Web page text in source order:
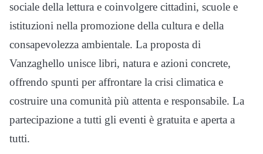
sociale della lettura e coinvolgere cittadini, scuole e
istituzioni nella promozione della cultura e della
consapevolezza ambientale. La proposta di
Vanzaghello unisce libri, natura e azioni concrete,
offrendo spunti per affrontare la crisi climatica e
costruire una comunità più attenta e responsabile. La
partecipazione a tutti gli eventi è gratuita e aperta a
tutti.